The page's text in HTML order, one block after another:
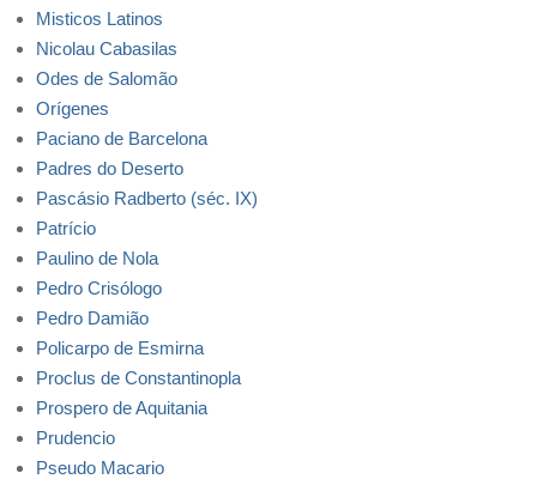
Misticos Latinos
Nicolau Cabasilas
Odes de Salomão
Orígenes
Paciano de Barcelona
Padres do Deserto
Pascásio Radberto (séc. IX)
Patrício
Paulino de Nola
Pedro Crisólogo
Pedro Damião
Policarpo de Esmirna
Proclus de Constantinopla
Prospero de Aquitania
Prudencio
Pseudo Macario